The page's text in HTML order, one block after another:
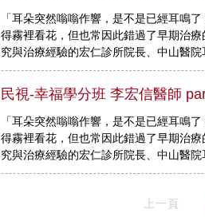
「耳朵突然嗡嗡作響，是不是已經耳鳴
得霧裡看花，但也常因此錯過了早期治
究與治療經驗的宏仁診所院長、中山醫院
民視-幸福學分班 李宏信醫師
「耳朵突然嗡嗡作響，是不是已經耳鳴
得霧裡看花，但也常因此錯過了早期治
究與治療經驗的宏仁診所院長、中山醫院
上一頁